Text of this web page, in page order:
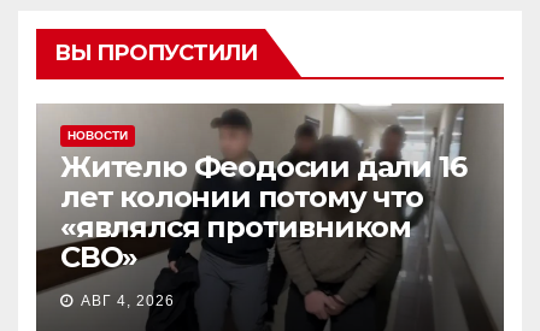
ВЫ ПРОПУСТИЛИ
НОВОСТИ
Жителю Феодосии дали 16
лет колонии потому что
«являлся противником
СВО»
АВГ 4, 2026